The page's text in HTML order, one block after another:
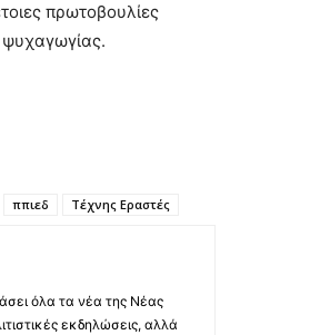
πρωτοβουλίες
ψυχαγωγίας.
ππιεδ Τέχνης Εραστές
όλα τα νέα της Νέας
εκδηλώσεις, αλλά